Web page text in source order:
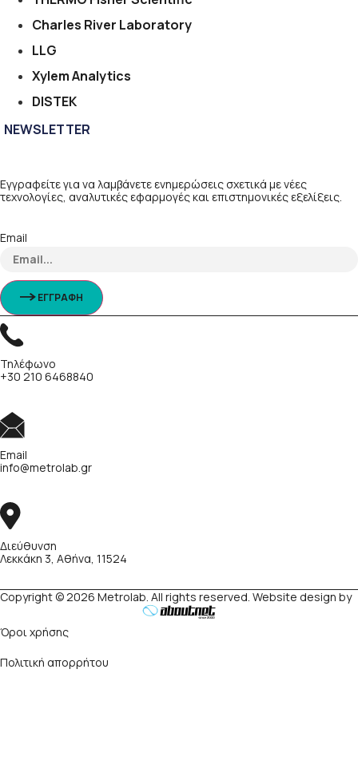
Charles River Laboratory
LLG
Xylem Analytics
DISTEK
NEWSLETTER
Εγγραφείτε για να λαμβάνετε ενημερώσεις σχετικά με νέες
τεχνολογίες, αναλυτικές εφαρμογές και επιστημονικές εξελίξεις.
Email
ΕΓΓΡΑΦΗ
Τηλέφωνο
+30 210 6468840
Email
info@metrolab.gr
Διεύθυνση
Λεκκάκη 3, Αθήνα, 11524
Copyright © 2026 Metrolab. All rights reserved. Website design by
Όροι χρήσης
Πολιτική απορρήτου